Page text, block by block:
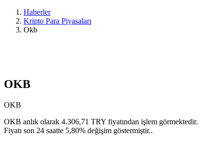
Haberler
Kripto Para Piyasaları
Okb
OKB
OKB
OKB anlık olarak 4.306,71 TRY fiyatından işlem görmektedir.
Fiyatı son 24 saatte 5,80% değişim göstermiştir..